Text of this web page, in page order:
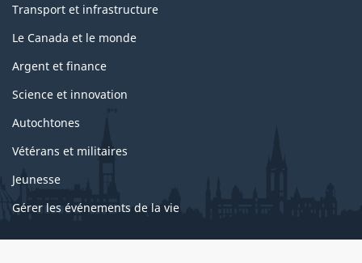
Transport et infrastructure
Le Canada et le monde
Argent et finance
Science et innovation
Autochtones
Vétérans et militaires
Jeunesse
Gérer les événements de la vie